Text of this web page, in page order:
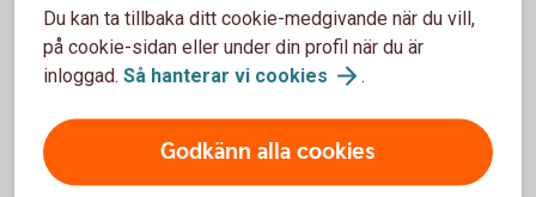
Klicka på det kort det gäller. Det står intill kortet
om det behöver aktiveras
Fyll i utgångsdatum och klicka på “Aktivera”
Om du saknar internetbanksavtal eller ska aktivera
ett ersättningskort, gör du det genom en första
transaktion i butik eller i någon av bankomats
Du kan ta tillbaka ditt cookie-medgivande när du vill,
på cookie-sidan eller under din profil när du är
inloggad. Så hanterar vi cookies .
Godkänn alla cookies